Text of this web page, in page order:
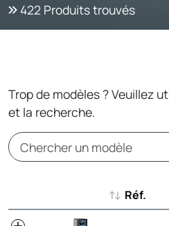
422 Produits trouvés
Trop de modèles ? Veuillez
et la recherche.
Réf.